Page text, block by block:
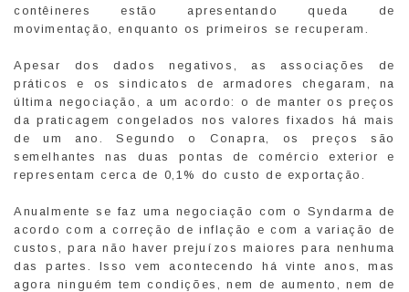
contêineres estão apresentando queda de
movimentação, enquanto os primeiros se recuperam.
Apesar dos dados negativos, as associações de
práticos e os sindicatos de armadores chegaram, na
última negociação, a um acordo: o de manter os preços
da praticagem congelados nos valores fixados há mais
de um ano. Segundo o Conapra, os preços são
semelhantes nas duas pontas de comércio exterior e
representam cerca de 0,1% do custo de exportação.
Anualmente se faz uma negociação com o Syndarma de
acordo com a correção de inflação e com a variação de
custos, para não haver prejuízos maiores para nenhuma
das partes. Isso vem acontecendo há vinte anos, mas
agora ninguém tem condições, nem de aumento, nem de